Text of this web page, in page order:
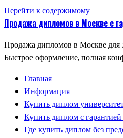
Перейти к содержимому
Продажа дипломов в Москве с
Продажа дипломов в Москве для
Быстрое оформление, полная
Главная
Информация
Купить диплом
Купить диплом с
Где купить диплом без